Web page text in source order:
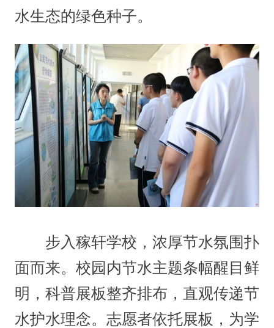
水生态的绿色种子。
步入稼轩学校，浓厚节水氛围扑
面而来。校园内节水主题条幅醒目鲜
明，科普展板整齐排布，直观传递节
水护水理念。志愿者依托展板，为学